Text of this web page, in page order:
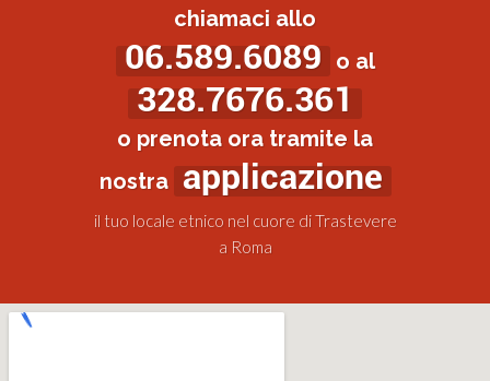
chiamaci allo
06.589.6089 o al
328.7676.361
o prenota ora tramite la
nostra applicazione
il tuo locale etnico nel cuore di Trastevere
a Roma